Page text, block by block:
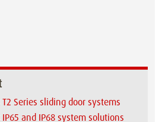
T2 Series sliding door systems
IP65 and IP68 system solutions